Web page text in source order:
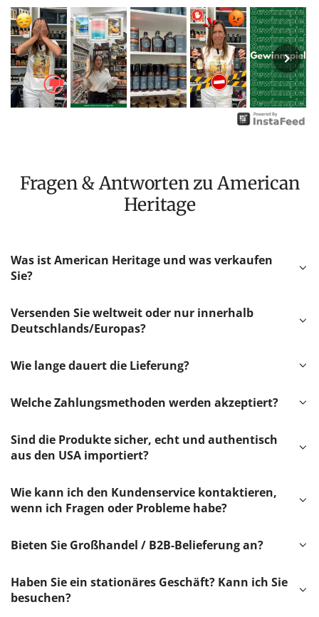
Fragen & Antworten zu American
Heritage
Was ist American Heritage und was verkaufen
Sie?
Versenden Sie weltweit oder nur innerhalb
Deutschlands/Europas?
Wie lange dauert die Lieferung?
Welche Zahlungsmethoden werden akzeptiert?
Sind die Produkte sicher, echt und authentisch
aus den USA importiert?
Wie kann ich den Kundenservice kontaktieren,
wenn ich Fragen oder Probleme habe?
Bieten Sie Großhandel / B2B-Belieferung an?
Haben Sie ein stationäres Geschäft? Kann ich Sie
besuchen?